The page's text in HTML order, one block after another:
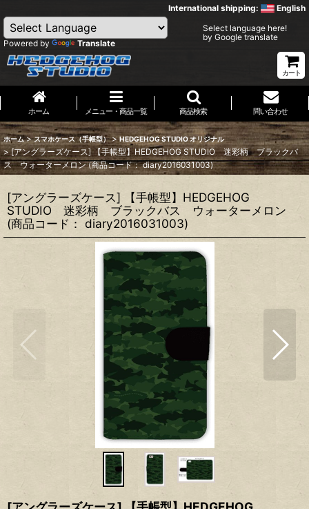
International shipping: English
Powered by Translate
Select language here!
by Google translate
カート
ホーム メニュー・商品一覧 商品検索 問い合わせ
ホーム > スマホケース（手帳型） > HEDGEHOG STUDIO オリジナル
> [アングラーズケース] 【手帳型】HEDGEHOG STUDIO 迷彩柄 ブラックバ
ス ウォーターメロン (商品コード： diary2016031003)
[アングラーズケース] 【手帳型】HEDGEHOG
STUDIO 迷彩柄 ブラックバス ウォーターメロン
(商品コード： diary2016031003)